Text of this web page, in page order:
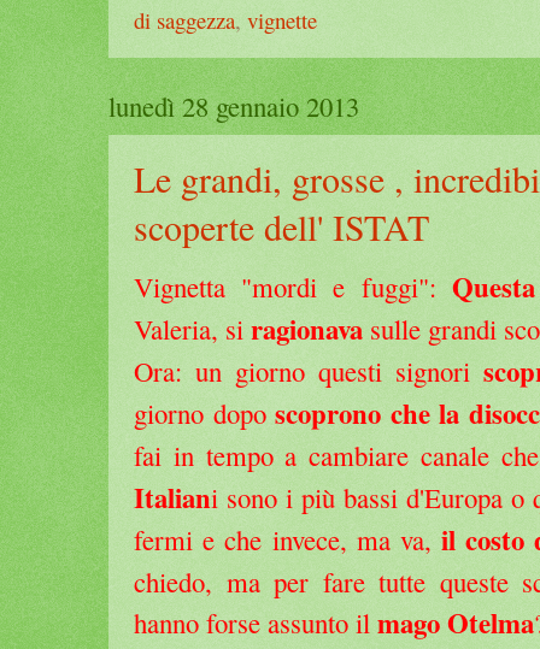
di saggezza, vignette
lunedì 28 gennaio 2013
Le grandi, grosse ,
scoperte dell' ISTAT
Vignetta "mordi e fuggi":
Valeria, si ragionava sulle grandi
Ora: un giorno questi signori
giorno doposcoprono che la
fai in tempo a cambiare canale
Italiani sono i più bassi d'Europa o
fermi e che invece, ma va,il costo
chiedo, ma per fare tutte queste
hanno forse assunto il mago Otelma